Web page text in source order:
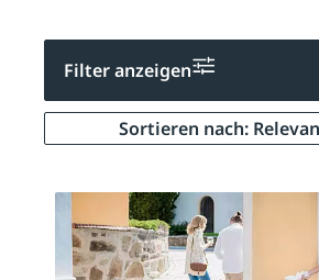
Filter anzeigen